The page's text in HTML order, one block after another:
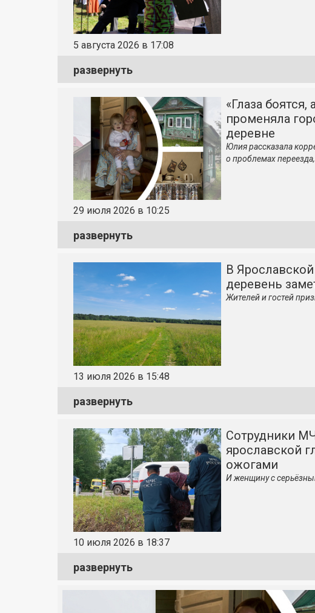
5 августа 2026 в 17:08
развернуть
29 июля 2026 в 10:25
«Глаза
променяла
деревне
Юлия рассказала
о проблемах
развернуть
13 июля 2026 в 15:48
В
деревень
Жителей и гостей
развернуть
10 июля 2026 в 18:37
Сотрудники
ярославской
ожогами
И женщину с
развернуть